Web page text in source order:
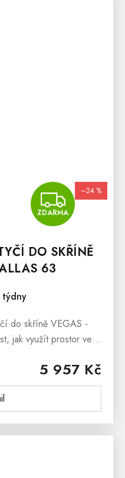
ZDARMA
–24 %
DO SKŘÍNĚ
63
týdny
5 957 Kč
do skříně VEGAS -
jak využít prostor ve
rustikální...